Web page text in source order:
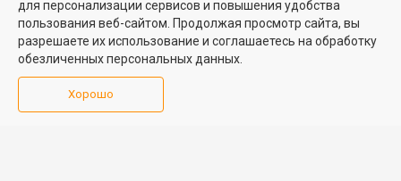
Найти квартиру - это просто!
Выбирайте среди 14 тысяч проверенных вариантов на вторичом
рынке жилья на портале BN.ru
Посмотреть объявления
Медийная реклама
PR продвижение
Аналитика
недвижимости
для персонализации сервисов и повышения удобства
пользования веб-сайтом. Продолжая просмотр сайта, вы
разрешаете их использование и соглашаетесь на обработку
обезличенных персональных данных.
Хорошо